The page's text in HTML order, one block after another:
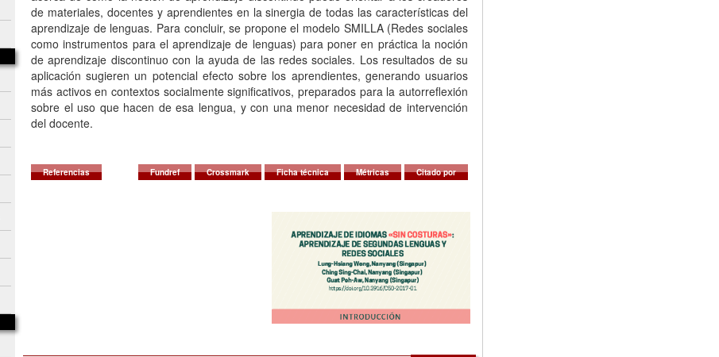
de materiales, docentes y aprendientes en la sinergia de todas las características del
aprendizaje de lenguas. Para concluir, se propone el modelo SMILLA (Redes sociales
como instrumentos para el aprendizaje de lenguas) para poner en práctica la noción
de aprendizaje discontinuo con la ayuda de las redes sociales. Los resultados de su
aplicación sugieren un potencial efecto sobre los aprendientes, generando usuarios
más activos en contextos socialmente significativos, preparados para la autorreflexión
sobre el uso que hacen de esa lengua, y con una menor necesidad de intervención
del docente.
Referencias Fundref Crossmark Ficha técnica Métricas Citado por